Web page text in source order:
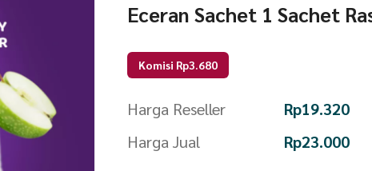
Eceran Sachet 1 Sachet
Komisi Rp3.680
Harga Reseller Rp19.320
Harga Jual
Rp23.000